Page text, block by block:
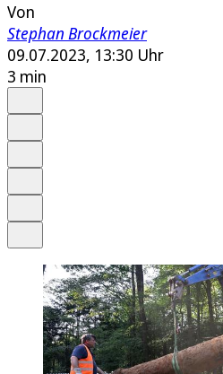
Von
Stephan Brockmeier
09.07.2023, 13:30 Uhr
3 min